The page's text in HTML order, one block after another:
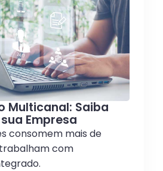
Multicanal: Saiba
Empresa
consomem mais de
com